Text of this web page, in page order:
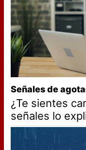
Señales de
¿Te sientes
señales lo